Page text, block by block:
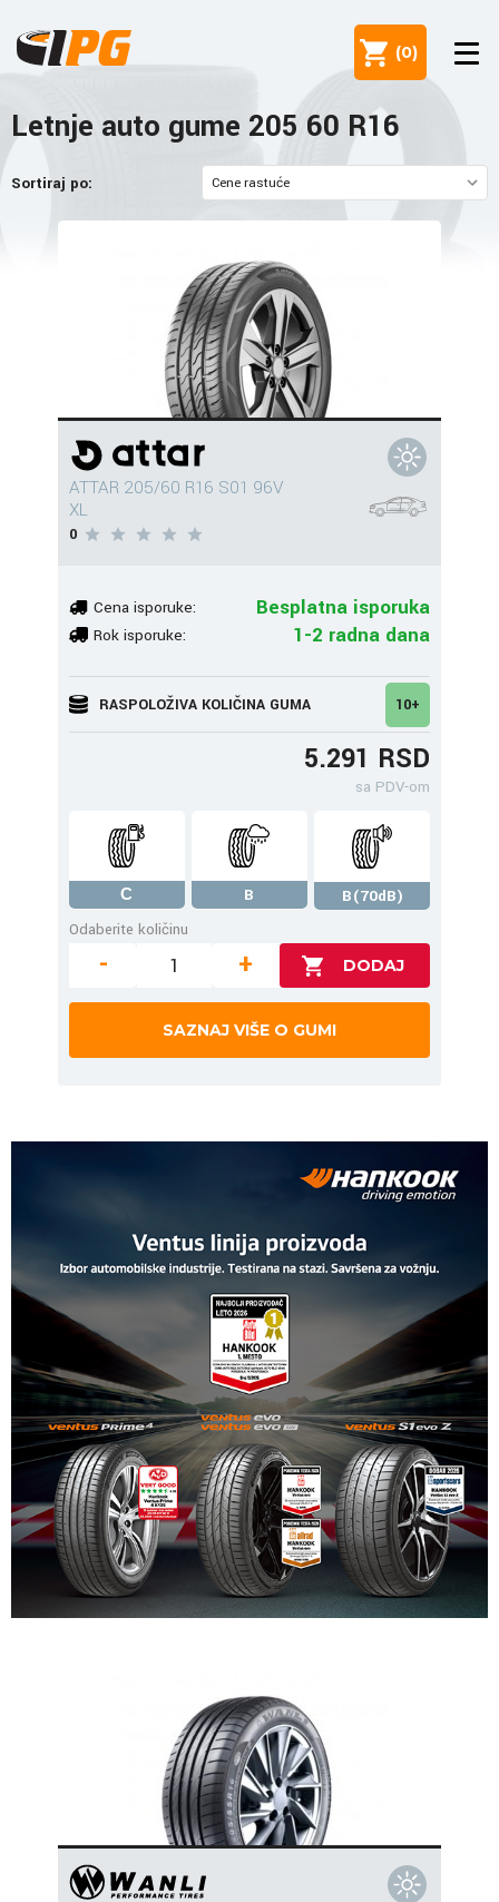
(0)
Letnje auto gume 205 60 R16
Sortiraj po:
ATTAR 205/60 R16 S01 96V
XL
0
Cena isporuke: Besplatna isporuka
Rok isporuke: 1-2 radna dana
RASPOLOŽIVA KOLIČINA GUMA 10+
5.291 RSD
sa PDV-om
С B
B(70dB)
Odaberite količinu
- +
SAZNAJ VIŠE O GUMI